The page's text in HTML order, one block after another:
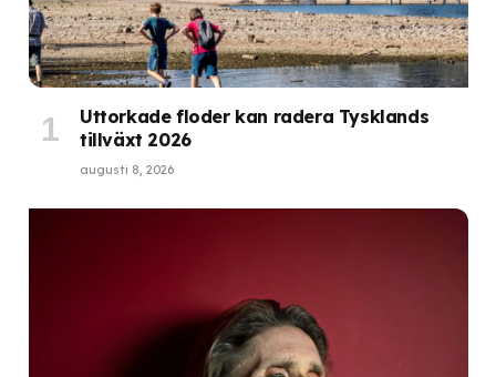
Uttorkade floder kan radera Tysklands
tillväxt 2026
augusti 8, 2026